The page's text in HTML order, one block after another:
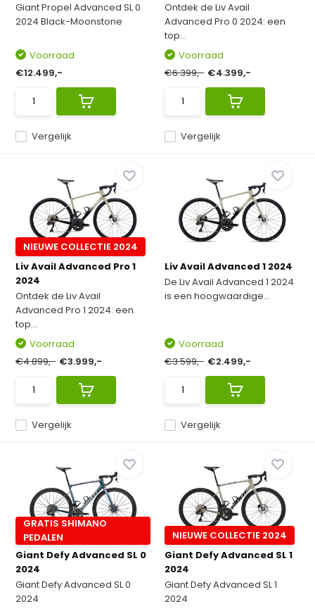
Giant Propel Advanced SL 0
2024 Black-Moonstone
Vergelijk
Voorraad
€12.499,-
Ontdek de Liv Avail
Advanced Pro 0 2024: een
top...
Vergelijk
Voorraad
€6.399,- €4.399,-
NIEUWE COLLECTIE 2024
Liv Avail Advanced Pro 1
2024
Ontdek de Liv Avail
Advanced Pro 1 2024: een
top...
Vergelijk
Voorraad
€4.899,- €3.999,-
Liv Avail Advanced 1 2024
De Liv Avail Advanced 1 2024
is een hoogwaardige...
Vergelijk
Voorraad
€3.599,- €2.499,-
GRATIS SHIMANO
PEDALEN
Giant Defy Advanced SL 0
2024
Giant Defy Advanced SL 0
2024
NIEUWE COLLECTIE 2024
Giant Defy Advanced SL 1
2024
Giant Defy Advanced SL 1
2024